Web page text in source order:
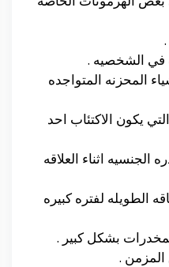
في الشخصيه .
المحزنه المتواجده
يكون الاكتئاب احد
اثناء العلاقه
الطويله لفتره كبيره
بشكل كبير .
المزمن .